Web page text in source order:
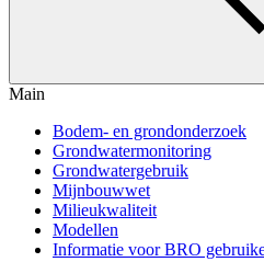
Main
Bodem- en grondonderzoek
Grondwatermonitoring
Grondwatergebruik
Mijnbouwwet
Milieukwaliteit
Modellen
Informatie voor BRO